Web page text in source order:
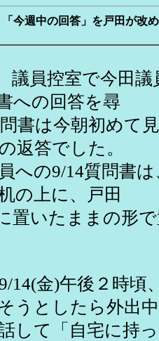
今週中の回答」を戸田が改
議員控室で今田議
への回答を尋
書は今朝初めて
返答でした。
への9/14質問書は
の上に、戸田
置いたままの形
金)午後２時頃
うとしたら外出
して「自宅に持